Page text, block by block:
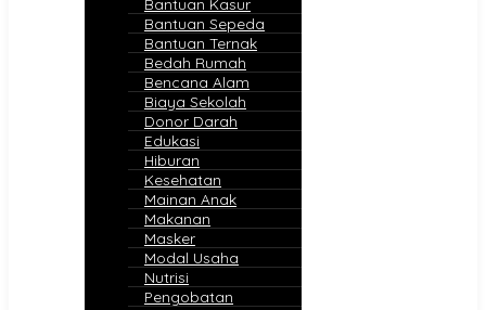
Bantuan Kasur
Bantuan Sepeda
Bantuan Ternak
Bedah Rumah
Bencana Alam
Biaya Sekolah
Donor Darah
Edukasi
Hiburan
Kesehatan
Mainan Anak
Makanan
Masker
Modal Usaha
Nutrisi
Pengobatan